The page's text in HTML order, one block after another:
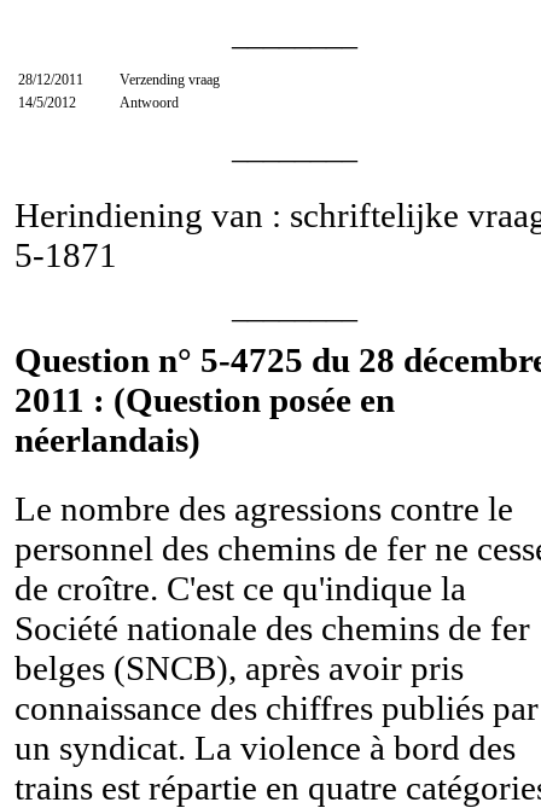
28/12/2011
Verzending vraag
14/5/2012
Antwoord
Herindiening van : schriftelijke
5-1871
Question n° 5-4725 du 28
2011 : (Question posée en
néerlandais)
Le nombre des agressions contre le
personnel des chemins de fer ne
de croître. C'est ce qu'indique la
Société nationale des chemins de fer
belges (SNCB), après avoir pris
connaissance des chiffres publiés par
un syndicat. La violence à bord des
trains est répartie en quatre